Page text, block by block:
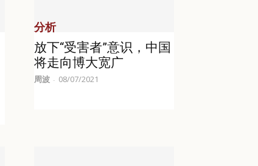
分析
放下“受害者”意识，中国
将走向博大宽广
周波 - 08/07/2021